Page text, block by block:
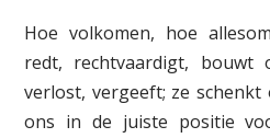
Hoe volkomen, hoe
redt, rechtvaardigt, bouwt
verlost, vergeeft; ze
ons in de juiste positie